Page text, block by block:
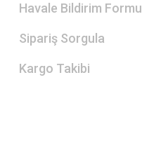
Havale Bildirim Formu
Sipariş Sorgula
Kargo Takibi